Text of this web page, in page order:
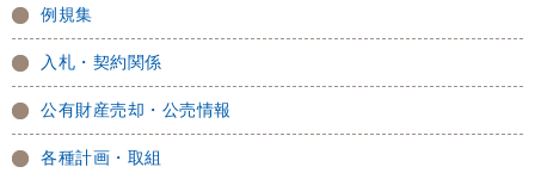
例規集
入札・契約関係
公有財産売却・公売情報
各種計画・取組